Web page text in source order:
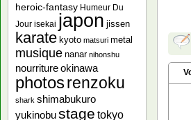
heroic-fantasy Humeur Du
Jour isekai japon jissen
karate kyoto matsuri metal
musique nanar nihonshu
nourritureokinawa
photosrenzoku
shark shimabukuro
yukinobustage tokyo